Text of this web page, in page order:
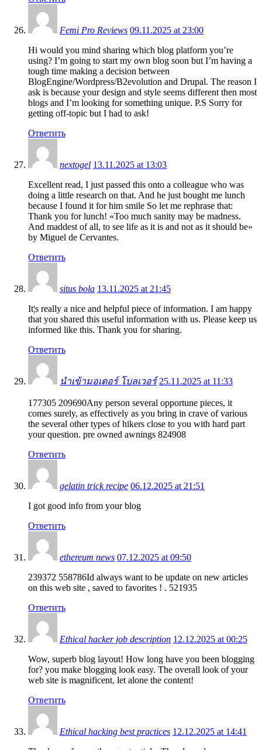
Femi Pro Reviews 09.11.2025 at 23:00
Hi would you mind sharing which blog platform you’re
using? I’m going to start my own blog soon but I’m having a
tough time making a decision between
BlogEngine/Wordpress/B2evolution and Drupal. The reason I
ask is because your design and style seems different then most
blogs and I’m looking for something unique. P.S Sorry for
getting off-topic but I had to ask!
Ответить
nextogel 13.11.2025 at 13:03
Excellent read, I just passed this onto a colleague who was
doing a little research on that. And he just bought me lunch
because I found it for him smile So let me rephrase that:
Thank you for lunch! «Too much sanity may be madness.
And maddest of all, to see life as it is and not as it should be»
by Miguel de Cervantes.
Ответить
situs bola 13.11.2025 at 21:45
It¦s really a nice and helpful piece of information. I am happy
that you shared this useful information with us. Please keep us
informed like this. Thank you for sharing.
Ответить
นำเข้ามอเตอร์ โบลเวอร์ 25.11.2025 at 11:33
177305 209690Any person several opportune pieces, it
comes surely, as effectively as you bring in crave of various
the several other types of hikers close to you with hard part
your question. pre owned awnings 824908
Ответить
gelatin trick recipe 06.12.2025 at 21:51
I got good info from your blog
Ответить
ethereum news 07.12.2025 at 09:50
239372 558786Id always want to be update on new articles
on this web site , saved to favorites ! . 521935
Ответить
Ethical hacker job description 12.12.2025 at 00:25
Wow, superb blog layout! How long have you been blogging
for? you make blogging look easy. The overall look of your
web site is magnificent, let alone the content!
Ответить
Ethical hacking best practices 12.12.2025 at 14:41